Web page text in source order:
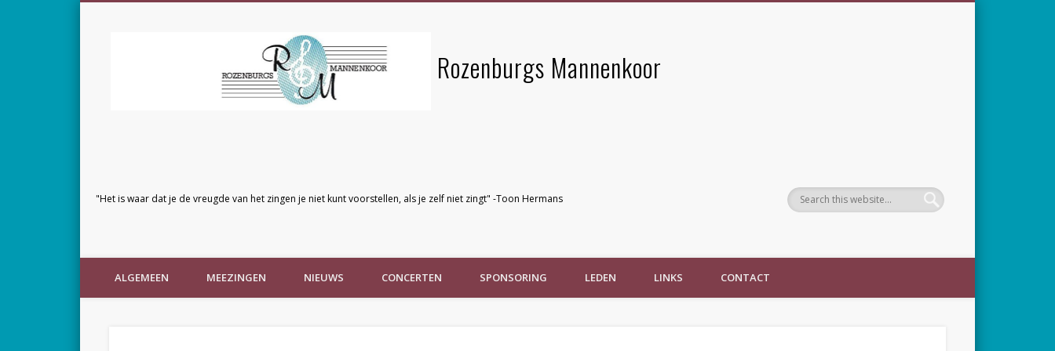
Rozenburgs Mannenkoor
"Het is waar dat je de vreugde van het zingen je niet kunt voorstellen, als je zelf niet zingt" -Toon Hermans
ALGEMEEN MEEZINGEN NIEUWS CONCERTEN SPONSORING LEDEN LINKS CONTACT